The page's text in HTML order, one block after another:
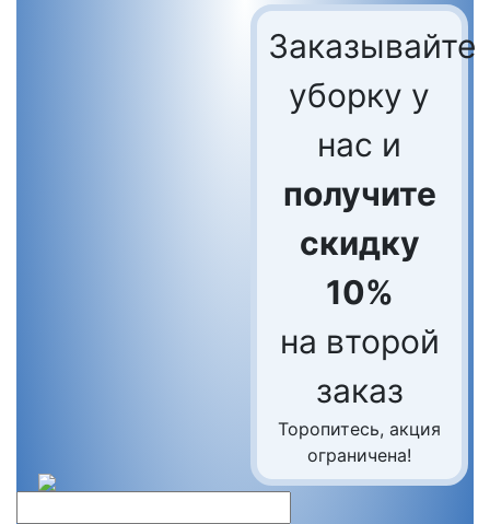
Заказывайте
уборку у
нас и
получите
скидку
10%
на второй
заказ
Торопитесь, акция
ограничена!